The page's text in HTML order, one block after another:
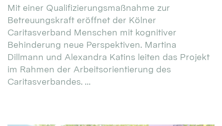
Mit einer Qualifizierungsmaßnahme zur
Betreuungskraft eröffnet der Kölner
Caritasverband Menschen mit kognitiver
Behinderung neue Perspektiven. Martina
Dillmann und Alexandra Katins leiten das Projekt
im Rahmen der Arbeitsorientierung des
Caritasverbandes. ...